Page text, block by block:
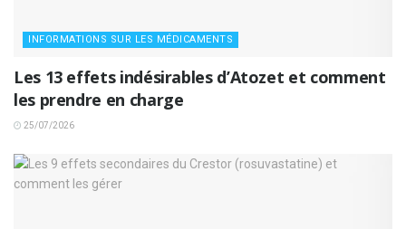
INFORMATIONS SUR LES MÉDICAMENTS
Les 13 effets indésirables d’Atozet et comment
les prendre en charge
25/07/2026